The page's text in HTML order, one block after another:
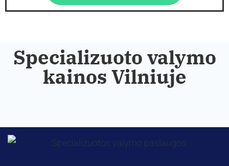
Specializuoto valymo
kainos Vilniuje